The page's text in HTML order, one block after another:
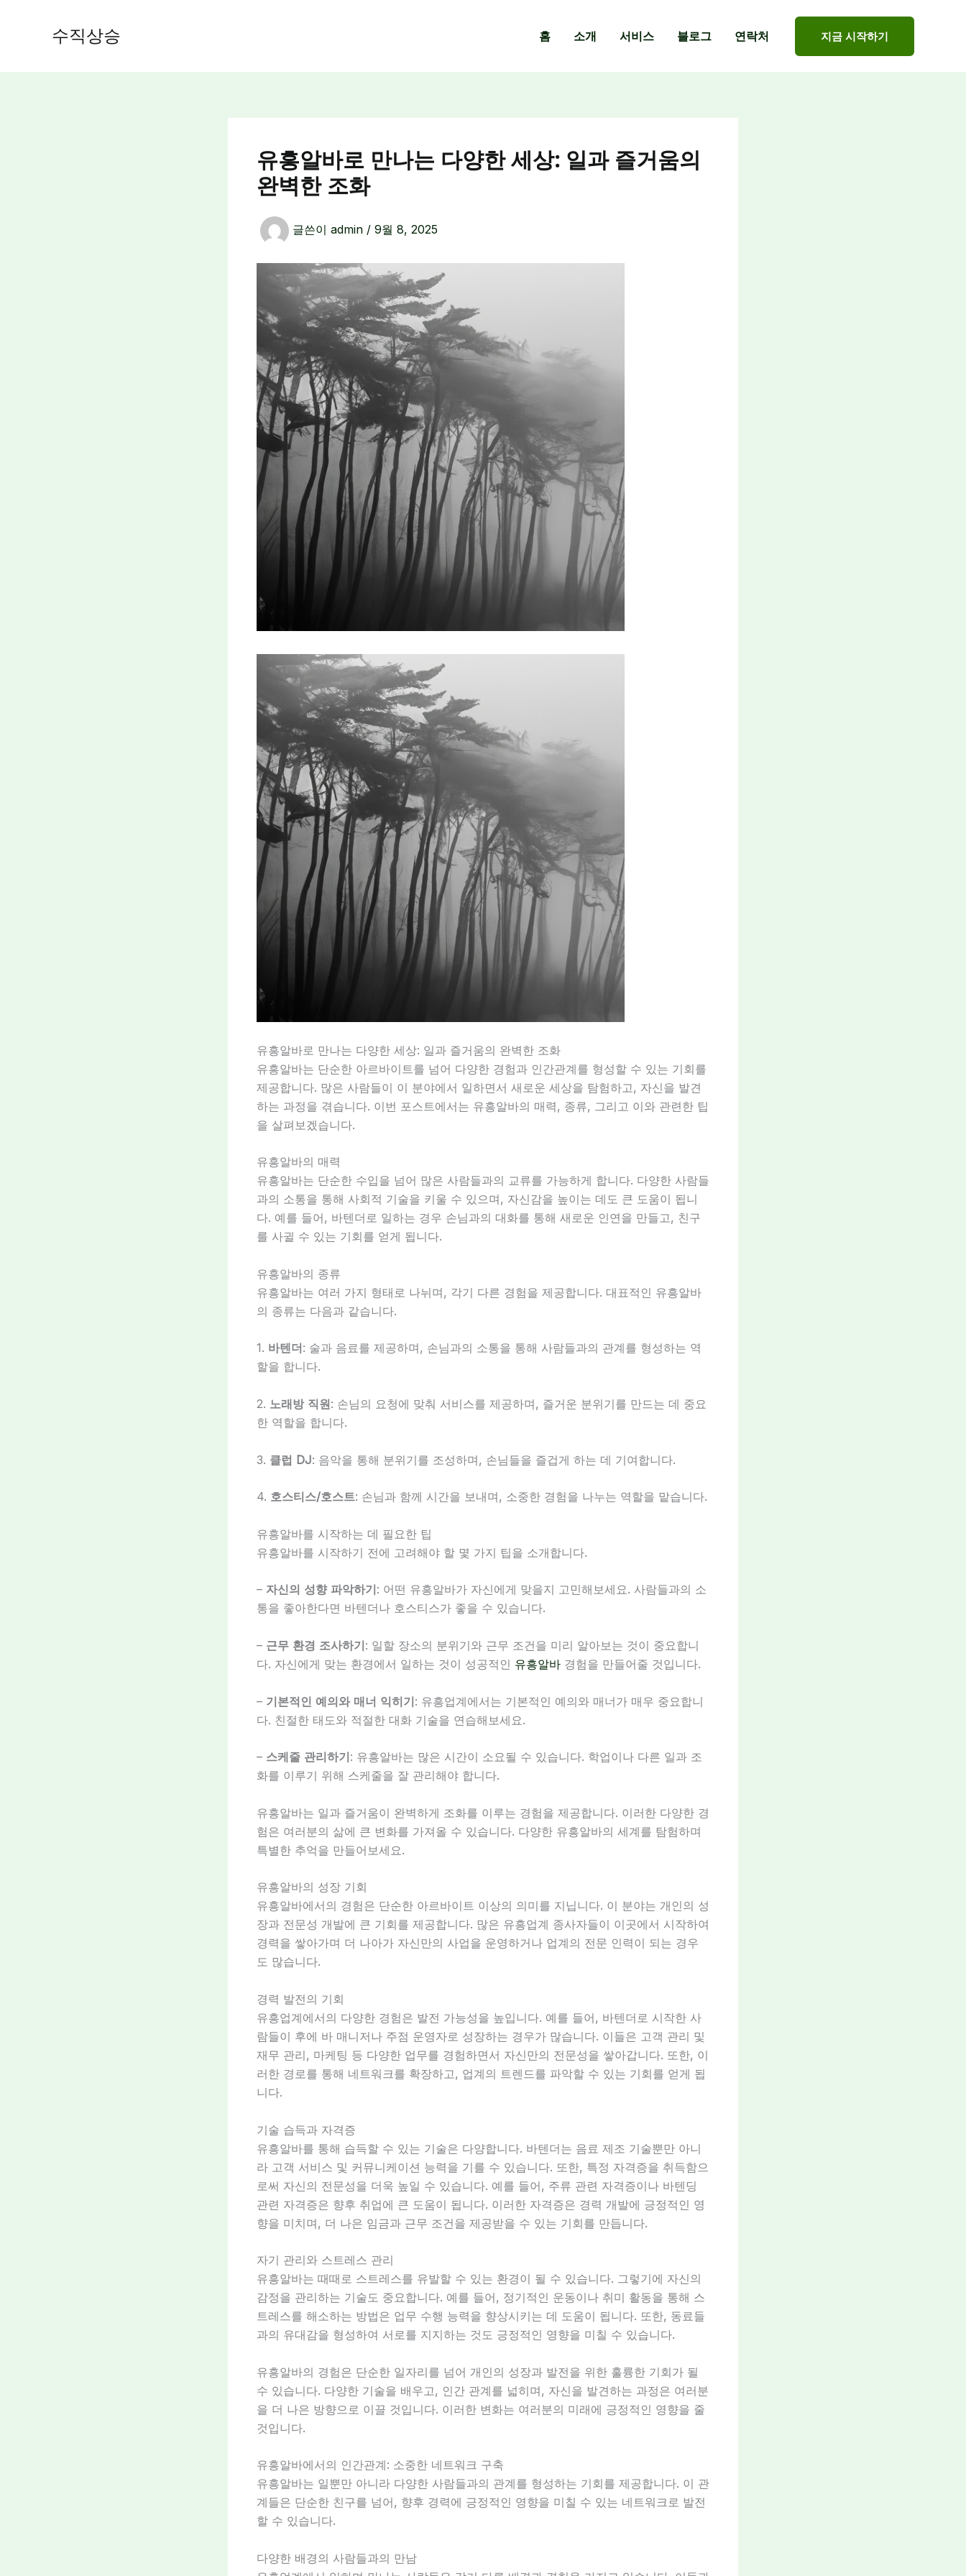
수직상승 홈 소개 서비스 블로그 연락처 지금 시작하기
유흥알바로 만나는 다양한 세상: 일과 즐거움의
완벽한 조화
글쓴이 admin / 9월 8, 2025
유흥알바로 만나는 다양한 세상: 일과 즐거움의 완벽한 조화
유흥알바는 단순한 아르바이트를 넘어 다양한 경험과 인간관계를 형성할 수 있는 기회를
제공합니다. 많은 사람들이 이 분야에서 일하면서 새로운 세상을 탐험하고, 자신을 발견
하는 과정을 겪습니다. 이번 포스트에서는 유흥알바의 매력, 종류, 그리고 이와 관련한 팁
을 살펴보겠습니다.
유흥알바의 매력
유흥알바는 단순한 수입을 넘어 많은 사람들과의 교류를 가능하게 합니다. 다양한 사람들
과의 소통을 통해 사회적 기술을 키울 수 있으며, 자신감을 높이는 데도 큰 도움이 됩니
다. 예를 들어, 바텐더로 일하는 경우 손님과의 대화를 통해 새로운 인연을 만들고, 친구
를 사귈 수 있는 기회를 얻게 됩니다.
유흥알바의 종류
유흥알바는 여러 가지 형태로 나뉘며, 각기 다른 경험을 제공합니다. 대표적인 유흥알바
의 종류는 다음과 같습니다.
1. 바텐더: 술과 음료를 제공하며, 손님과의 소통을 통해 사람들과의 관계를 형성하는 역
할을 합니다.
2. 노래방 직원: 손님의 요청에 맞춰 서비스를 제공하며, 즐거운 분위기를 만드는 데 중요
한 역할을 합니다.
3. 클럽 DJ: 음악을 통해 분위기를 조성하며, 손님들을 즐겁게 하는 데 기여합니다.
4. 호스티스/호스트: 손님과 함께 시간을 보내며, 소중한 경험을 나누는 역할을 맡습니다.
유흥알바를 시작하는 데 필요한 팁
유흥알바를 시작하기 전에 고려해야 할 몇 가지 팁을 소개합니다.
– 자신의 성향 파악하기: 어떤 유흥알바가 자신에게 맞을지 고민해보세요. 사람들과의 소
통을 좋아한다면 바텐더나 호스티스가 좋을 수 있습니다.
– 근무 환경 조사하기: 일할 장소의 분위기와 근무 조건을 미리 알아보는 것이 중요합니
다. 자신에게 맞는 환경에서 일하는 것이 성공적인 유흥알바 경험을 만들어줄 것입니다.
– 기본적인 예의와 매너 익히기: 유흥업계에서는 기본적인 예의와 매너가 매우 중요합니
다. 친절한 태도와 적절한 대화 기술을 연습해보세요.
– 스케줄 관리하기: 유흥알바는 많은 시간이 소요될 수 있습니다. 학업이나 다른 일과 조
화를 이루기 위해 스케줄을 잘 관리해야 합니다.
유흥알바는 일과 즐거움이 완벽하게 조화를 이루는 경험을 제공합니다. 이러한 다양한 경
험은 여러분의 삶에 큰 변화를 가져올 수 있습니다. 다양한 유흥알바의 세계를 탐험하며
특별한 추억을 만들어보세요.
유흥알바의 성장 기회
유흥알바에서의 경험은 단순한 아르바이트 이상의 의미를 지닙니다. 이 분야는 개인의 성
장과 전문성 개발에 큰 기회를 제공합니다. 많은 유흥업계 종사자들이 이곳에서 시작하여
경력을 쌓아가며 더 나아가 자신만의 사업을 운영하거나 업계의 전문 인력이 되는 경우
도 많습니다.
경력 발전의 기회
유흥업계에서의 다양한 경험은 발전 가능성을 높입니다. 예를 들어, 바텐더로 시작한 사
람들이 후에 바 매니저나 주점 운영자로 성장하는 경우가 많습니다. 이들은 고객 관리 및
재무 관리, 마케팅 등 다양한 업무를 경험하면서 자신만의 전문성을 쌓아갑니다. 또한, 이
러한 경로를 통해 네트워크를 확장하고, 업계의 트렌드를 파악할 수 있는 기회를 얻게 됩
니다.
기술 습득과 자격증
유흥알바를 통해 습득할 수 있는 기술은 다양합니다. 바텐더는 음료 제조 기술뿐만 아니
라 고객 서비스 및 커뮤니케이션 능력을 기를 수 있습니다. 또한, 특정 자격증을 취득함으
로써 자신의 전문성을 더욱 높일 수 있습니다. 예를 들어, 주류 관련 자격증이나 바텐딩
관련 자격증은 향후 취업에 큰 도움이 됩니다. 이러한 자격증은 경력 개발에 긍정적인 영
향을 미치며, 더 나은 임금과 근무 조건을 제공받을 수 있는 기회를 만듭니다.
자기 관리와 스트레스 관리
유흥알바는 때때로 스트레스를 유발할 수 있는 환경이 될 수 있습니다. 그렇기에 자신의
감정을 관리하는 기술도 중요합니다. 예를 들어, 정기적인 운동이나 취미 활동을 통해 스
트레스를 해소하는 방법은 업무 수행 능력을 향상시키는 데 도움이 됩니다. 또한, 동료들
과의 유대감을 형성하여 서로를 지지하는 것도 긍정적인 영향을 미칠 수 있습니다.
유흥알바의 경험은 단순한 일자리를 넘어 개인의 성장과 발전을 위한 훌륭한 기회가 될
수 있습니다. 다양한 기술을 배우고, 인간 관계를 넓히며, 자신을 발견하는 과정은 여러분
을 더 나은 방향으로 이끌 것입니다. 이러한 변화는 여러분의 미래에 긍정적인 영향을 줄
것입니다.
유흥알바에서의 인간관계: 소중한 네트워크 구축
유흥알바는 일뿐만 아니라 다양한 사람들과의 관계를 형성하는 기회를 제공합니다. 이 관
계들은 단순한 친구를 넘어, 향후 경력에 긍정적인 영향을 미칠 수 있는 네트워크로 발전
할 수 있습니다.
다양한 배경의 사람들과의 만남